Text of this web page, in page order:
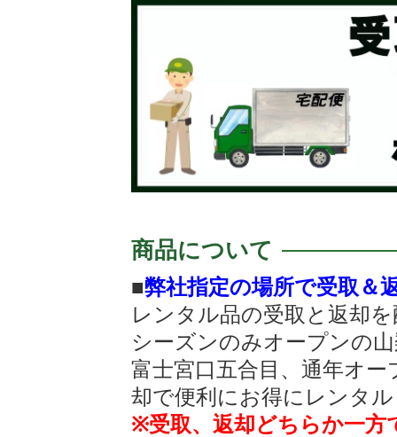
商品について
■弊社指定の場所で受取＆
レンタル品の受取と返却
シーズンのみオープンの
富士宮口五合目、通年オ
却で便利にお得にレンタ
※受取、返却どちらか一方